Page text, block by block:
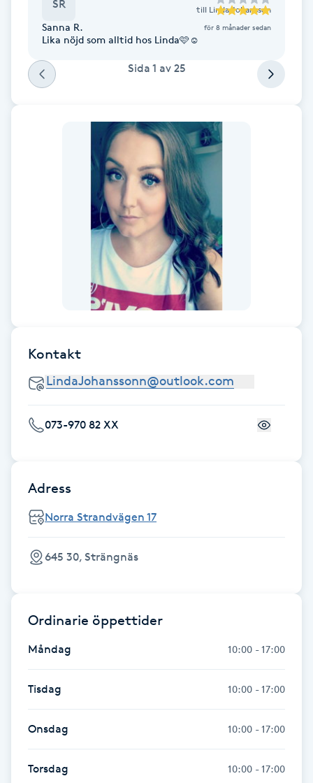
Fransar
Fransförlängning
Fransförlängning Megavolym
Fransförlängning Volym
Fransk manikyr
Frekvensterapi
Friskvårdsmassage
Frisör
Funktionsanalys
Gel naglar
Gelenaglar
Gellack
SR till Linda Johansson
Sanna R. för 8 månader sedan
Lika nöjd som alltid hos Linda🩷☺️
Sida 1 av 25
Kontakt
073-970 82 XX
Adress
Norra Strandvägen 17
645 30, Strängnäs
Ordinarie öppettider
Måndag 10:00 - 17:00
Tisdag 10:00 - 17:00
Onsdag 10:00 - 17:00
Torsdag 10:00 - 17:00